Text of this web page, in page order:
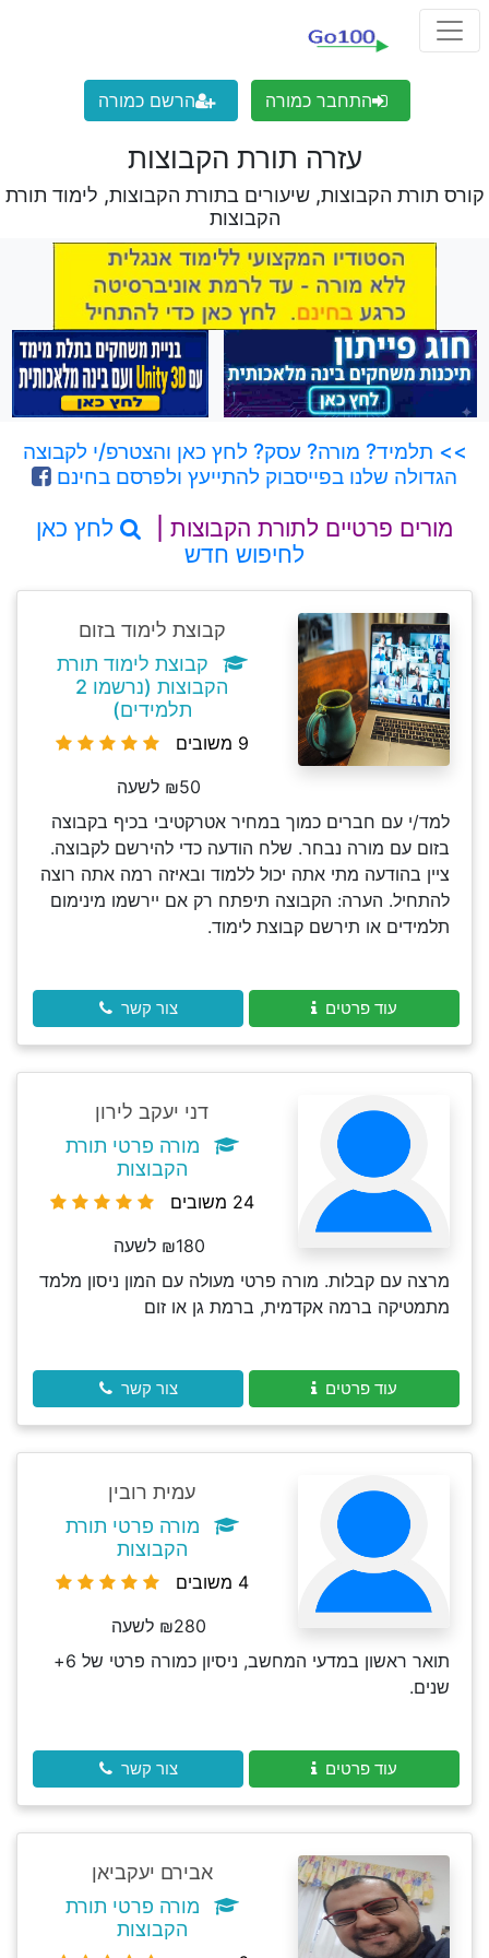
התחבר כמורה הרשם כמורה
עזרה תורת הקבוצות
קורס תורת הקבוצות, שיעורים בתורת הקבוצות, לימוד תורת
הקבוצות
>> תלמיד? מורה? עסק? לחץ כאן והצטרפ/י לקבוצה
הגדולה שלנו בפייסבוק להתייעץ ולפרסם בחינם
מורים פרטיים לתורת הקבוצות |
לחץ כאן
לחיפוש חדש
קבוצת לימוד בזום
קבוצת לימוד תורת
הקבוצות (נרשמו 2
תלמידים)
9 משובים
₪50 לשעה
למד/י עם חברים כמוך במחיר אטרקטיבי בכיף בקבוצה
בזום עם מורה נבחר. שלח הודעה כדי להירשם לקבוצה.
ציין בהודעה מתי אתה יכול ללמוד ובאיזה רמה אתה רוצה
להתחיל. הערה: הקבוצה תיפתח רק אם יירשמו מינימום
תלמידים או תירשם קבוצת לימוד.
עוד פרטים צור קשר
דני יעקב לירון
מורה פרטי תורת
הקבוצות
24 משובים
₪180 לשעה
מרצה עם קבלות. מורה פרטי מעולה עם המון ניסון מלמד
מתמטיקה ברמה אקדמית, ברמת גן או זום
עוד פרטים צור קשר
עמית רובין
מורה פרטי תורת
הקבוצות
4 משובים
₪280 לשעה
תואר ראשון במדעי המחשב, ניסיון כמורה פרטי של 6+
שנים.
עוד פרטים צור קשר
אבירם יעקביאן
מורה פרטי תורת
הקבוצות